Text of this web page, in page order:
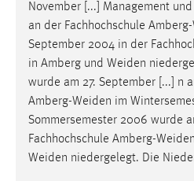
November [...] Management
an der Fachhochschule
September 2004 in der
in Amberg und Weiden
wurde am 27. September [...] n
Amberg-Weiden im
Sommersemester 2006 wurde
Fachhochschule Amberg-Weiden
Weiden niedergelegt. Die